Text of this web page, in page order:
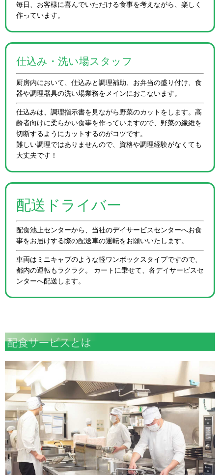
毎日、お客様に喜んでいただける食事を考えながら、楽しく
作っています。
仕込み・洗い場スタッフ
厨房内において、仕込みと調理補助、お弁当の盛り付け、食
器や調理器具の洗い場業務をメインにおこないます。
仕込みは、調理指示書を見ながら野菜のカットをします。高
齢者向けに柔らかい食事を作っていますので、野菜の繊維を
切断するようにカットするのがコツです。
難しい調理ではありませんので、資格や調理経験がなくても
大丈夫です！
配送ドライバー
配食池上センターから、当社のデイサービスセンターへお食
事をお届けする際の配送車の運転をお願いいたします。
車両はミニキャブのような軽ワンボックスタイプですので、
都内の運転もラクラク。 カートに乗せて、各デイサービスセ
ンターへ配送します。